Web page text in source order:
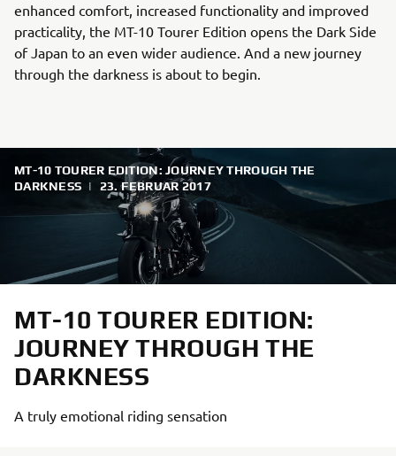
enhanced comfort, increased functionality and improved
practicality, the MT-10 Tourer Edition opens the Dark Side
of Japan to an even wider audience. And a new journey
through the darkness is about to begin.
MT-10 TOURER EDITION: JOURNEY THROUGH THE
DARKNESS | 23. FEBRUAR 2017
MT-10 TOURER EDITION:
JOURNEY THROUGH THE
DARKNESS
A truly emotional riding sensation